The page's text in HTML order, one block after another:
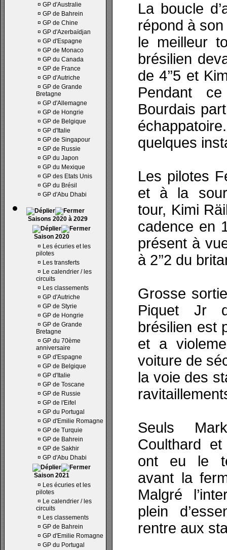
¤ GP d'Australie
¤ GP de Bahrein
¤ GP de Chine
¤ GP d'Azerbaïdjan
¤ GP d'Espagne
¤ GP de Monaco
¤ GP du Canada
¤ GP de France
¤ GP d'Autriche
¤ GP de Grande
Bretagne
¤ GP d'Allemagne
¤ GP de Hongrie
¤ GP de Belgique
¤ GP d'Italie
¤ GP de Singapour
¤ GP de Russie
¤ GP du Japon
¤ GP du Mexique
¤ GP des Etats Unis
¤ GP du Brésil
¤ GP d'Abu Dhabi
Saisons 2020 à 2029
Saison 2020
¤ Les écuries et les
pilotes
¤ Les transferts
¤ Le calendrier / les
circuits
¤ Les classements
¤ GP d'Autriche
¤ GP de Styrie
¤ GP de Hongrie
¤ GP de Grande
Bretagne
¤ GP du 70ème
anniversaire
¤ GP d'Espagne
¤ GP de Belgique
¤ GP d'Italie
¤ GP de Toscane
¤ GP de Russie
¤ GP de l'Eifel
¤ GP du Portugal
¤ GP d'Emilie Romagne
¤ GP de Turquie
¤ GP de Bahrein
¤ GP de Sakhir
¤ GP d'Abu Dhabi
Saison 2021
¤ Les écuries et les
pilotes
¤ Le calendrier / les
circuits
¤ Les classements
¤ GP de Bahrein
¤ GP d'Emilie Romagne
¤ GP du Portugal
La boucle
répond à
le meilleur
brésilien
de 4’’5 et
Pendant
Bourdais
quelques
Les pilotes
et à la
tour, Kimi
cadence en
présent à
à 2’’2 du
Grosse
Piquet Jr
brésilien est
et a
voiture de
la voie des
Seuls
Coulthard
ont eu le
avant la
Malgré
plein
rentre aux